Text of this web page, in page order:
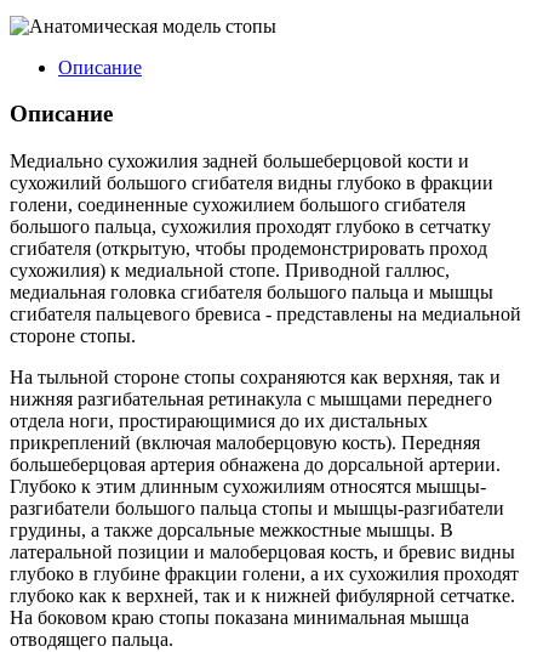
Описание
Описание
Медиально сухожилия задней большеберцовой кости и
сухожилий большого сгибателя видны глубоко в фракции
голени, соединенные сухожилием большого сгибателя
большого пальца, сухожилия проходят глубоко в сетчатку
сгибателя (открытую, чтобы продемонстрировать проход
сухожилия) к медиальной стопе. Приводной галлюс,
медиальная головка сгибателя большого пальца и мышцы
сгибателя пальцевого бревиса - представлены на медиальной
стороне стопы.
На тыльной стороне стопы сохраняются как верхняя, так и
нижняя разгибательная ретинакула с мышцами переднего
отдела ноги, простирающимися до их дистальных
прикреплений (включая малоберцовую кость). Передняя
большеберцовая артерия обнажена до дорсальной артерии.
Глубоко к этим длинным сухожилиям относятся мышцы-
разгибатели большого пальца стопы и мышцы-разгибатели
грудины, а также дорсальные межкостные мышцы. В
латеральной позиции и малоберцовая кость, и бревис видны
глубоко в глубине фракции голени, а их сухожилия проходят
глубоко как к верхней, так и к нижней фибулярной сетчатке.
На боковом краю стопы показана минимальная мышца
отводящего пальца.